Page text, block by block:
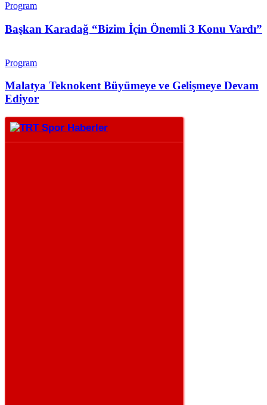
Program
Başkan Karadağ “Bizim İçin Önemli 3 Konu Vardı”
Program
Malatya Teknokent Büyümeye ve Gelişmeye Devam
Ediyor